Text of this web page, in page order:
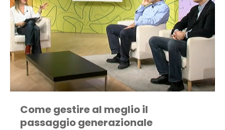
Come gestire al meglio il
passaggio generazionale